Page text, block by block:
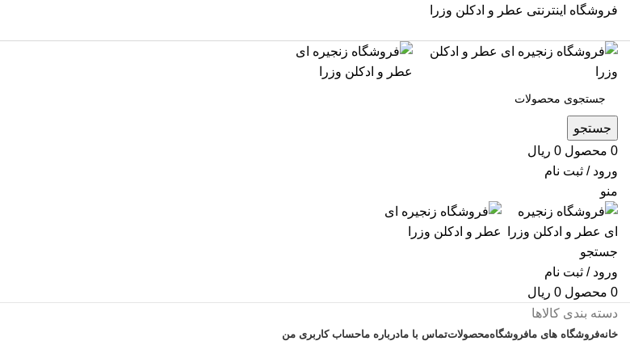
فروشگاه اینترنتی عطر و ادکلن وزرا
جستجو
0 محصول 0 ریال
ورود / ثبت نام
منو
جستجو
ورود / ثبت نام
0 محصول 0 ریال
دسته بندی کالاها
خانهفروشگاه های مافروشگاهمحصولاتتماس با مادرباره ماحساب کاربری من